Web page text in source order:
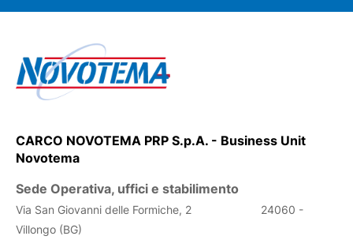
CARCO NOVOTEMA PRP S.p.A. - Business Unit
Novotema
Sede Operativa, uffici e stabilimento
Via San Giovanni delle Formiche, 2 24060 -
Villongo (BG)